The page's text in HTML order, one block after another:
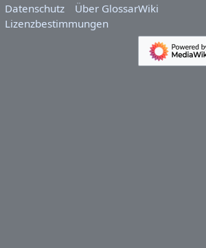
Datenschutz
Über GlossarWiki
Lizenzbestimmungen